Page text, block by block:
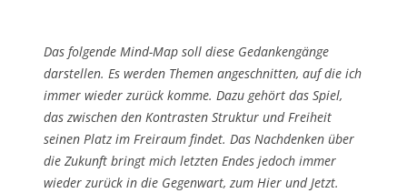
Das folgende Mind-Map soll diese Gedankengänge
darstellen. Es werden Themen angeschnitten, auf die ich
immer wieder zurück komme. Dazu gehört das Spiel,
das zwischen den Kontrasten Struktur und Freiheit
seinen Platz im Freiraum findet. Das Nachdenken über
die Zukunft bringt mich letzten Endes jedoch immer
wieder zurück in die Gegenwart, zum Hier und Jetzt.